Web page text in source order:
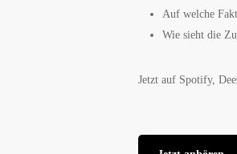
Auf welche
Wie sieht die
Jetzt auf Spotify,